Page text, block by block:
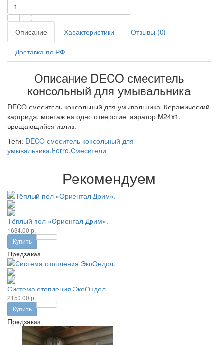
Описание Характеристики Отзывы (0)
Доставка по РФ
Описание DECO смеситель
консольный для умывальника
DECO смеситель консольный для умывальника. Керамический
картридж, монтаж на одно отверстие, аэратор M24x1,
вращающийся излив.
Теги: DECO смеситель консольный для
умывальника,Ferro,Смесители
Рекомендуем
Тёплый пол «Ориентал Дрим».
1634.00 р.
Купить
Предзаказ
Система отопления ЭкоОндол.
2150.00 р.
Купить
Предзаказ